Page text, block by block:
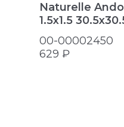
Naturelle
1.5х1.5
00-00002450
629 ₽